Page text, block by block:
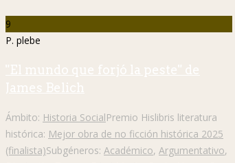
9
P. plebe
"El mundo que forjó la peste" de
James Belich
Ámbito: Historia SocialPremio Hislibris literatura
histórica: Mejor obra de no ficción histórica 2025
(finalista)Subgéneros: Académico, Argumentativo,